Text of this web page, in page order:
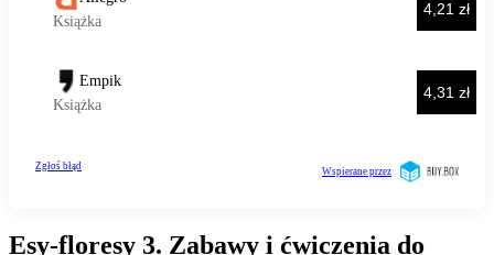
Esy-floresy 3. Zabawy i ćwiczenia do